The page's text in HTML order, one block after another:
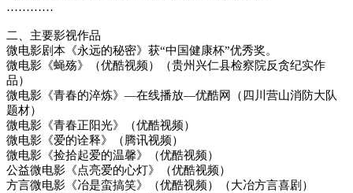
…………
二、主要影视作品
微电影剧本《永远的秘密》获“中国健康杯”优秀奖。
微电影《蝇殇》（优酷视频）（贵州兴仁县检察院反贪纪实作
品）
微电影《青春的淬炼》—在线播放—优酷网（四川营山消防大队
题材）
微电影《青春正阳光》（优酷视频）
微电影《爱的诠释》（腾讯视频）
微电影《捡拾起爱的温馨》（优酷视频）
公益微电影《点亮爱的心灯》（优酷视频）
方言微电影《冶是蛮搞笑》（优酷视频）（大冶方言喜剧）